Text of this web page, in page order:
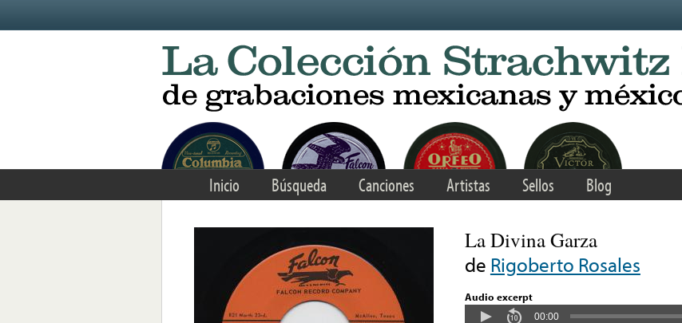
Inicio Búsqueda Canciones Artistas Sellos Blog
La Divina Garza
de Rigoberto Rosales
Audio excerpt
00:00